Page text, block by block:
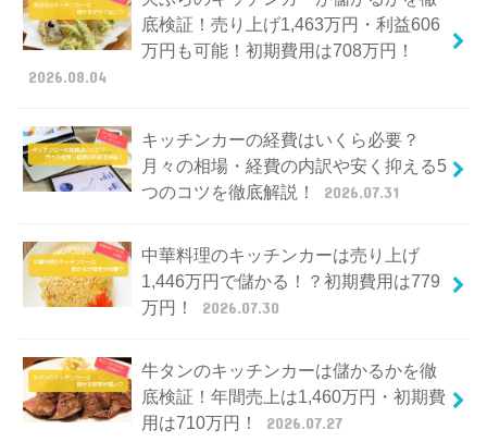
底検証！売り上げ1,463万円・利益606
万円も可能！初期費用は708万円！
2026.08.04
キッチンカーの経費はいくら必要？
月々の相場・経費の内訳や安く抑える5
つのコツを徹底解説！
2026.07.31
中華料理のキッチンカーは売り上げ
1,446万円で儲かる！？初期費用は779
万円！
2026.07.30
牛タンのキッチンカーは儲かるかを徹
底検証！年間売上は1,460万円・初期費
用は710万円！
2026.07.27